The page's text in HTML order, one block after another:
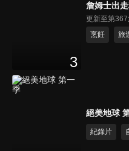
3
詹姆士出
更新至第
烹飪
旅
絕美地球
紀錄片